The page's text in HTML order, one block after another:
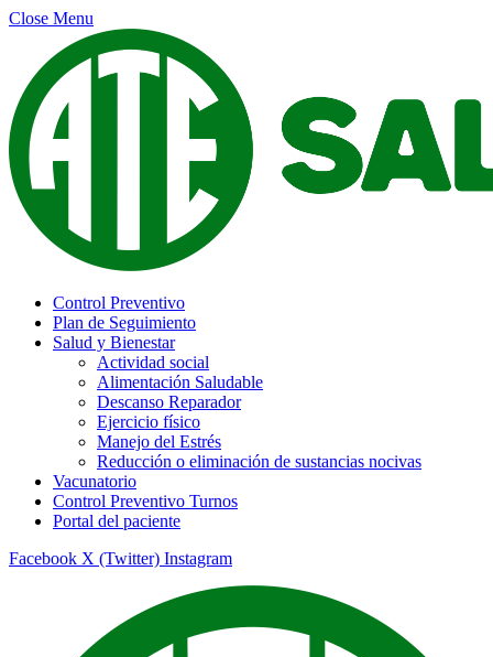
Close Menu
Control Preventivo
Plan de Seguimiento
Salud y Bienestar
Actividad social
Alimentación Saludable
Descanso Reparador
Ejercicio físico
Manejo del Estrés
Reducción o eliminación de sustancias nocivas
Vacunatorio
Control Preventivo Turnos
Portal del paciente
Facebook X (Twitter) Instagram